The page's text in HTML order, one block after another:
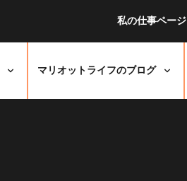
私の仕事ページ
マリオットライフのブログ